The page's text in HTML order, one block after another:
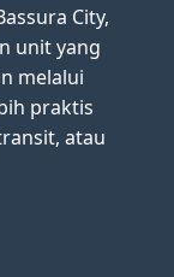
City,
unit yang
melalui
praktis
atau